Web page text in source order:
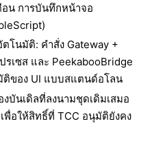
อน การบันทึกหน้าจอ
โนมัติ: คำสั่ง Gateway +
รเซส และ PeekabooBridge
ติของ UI แบบสแตนด์อโลน
บันเดิลที่ลงนามชุดเดิมเสมอ
พื่อให้สิทธิ์ที่ TCC อนุมัติยังคง